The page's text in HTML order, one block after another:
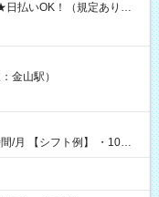
コンビニATMから 日払
金山駅）
10：